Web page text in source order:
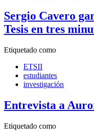
Sergio Cavero
Tesis en tres
Etiquetado como
ETSII
estudiantes
investigación
Entrevista a
Etiquetado como